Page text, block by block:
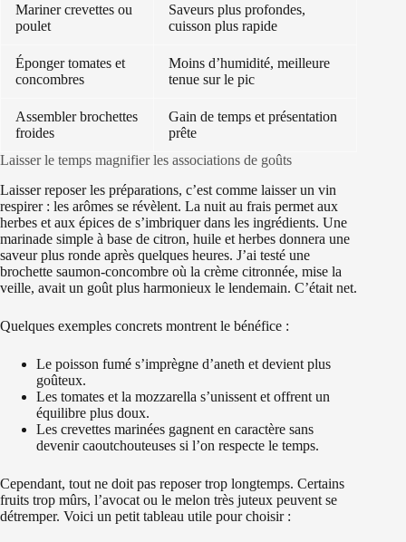
Mariner crevettes ou
poulet
Saveurs plus profondes,
cuisson plus rapide
Éponger tomates et
concombres
Moins d’humidité, meilleure
tenue sur le pic
Assembler brochettes
froides
Gain de temps et présentation
prête
Laisser le temps magnifier les associations de goûts
Laisser reposer les préparations, c’est comme laisser un vin
respirer : les arômes se révèlent. La nuit au frais permet aux
herbes et aux épices de s’imbriquer dans les ingrédients. Une
marinade simple à base de citron, huile et herbes donnera une
saveur plus ronde après quelques heures. J’ai testé une
brochette saumon-concombre où la crème citronnée, mise la
veille, avait un goût plus harmonieux le lendemain. C’était net.
Quelques exemples concrets montrent le bénéfice :
Le poisson fumé s’imprègne d’aneth et devient plus
goûteux.
Les tomates et la mozzarella s’unissent et offrent un
équilibre plus doux.
Les crevettes marinées gagnent en caractère sans
devenir caoutchouteuses si l’on respecte le temps.
Cependant, tout ne doit pas reposer trop longtemps. Certains
fruits trop mûrs, l’avocat ou le melon très juteux peuvent se
détremper. Voici un petit tableau utile pour choisir :